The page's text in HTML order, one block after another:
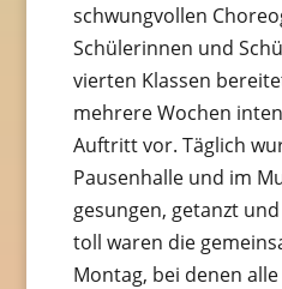
schwungvollen
Schülerinnen und
vierten Klassen
mehrere Wochen
Auftritt vor. Täglich
Pausenhalle und im
gesungen, getanzt
toll waren die
Montag, bei denen